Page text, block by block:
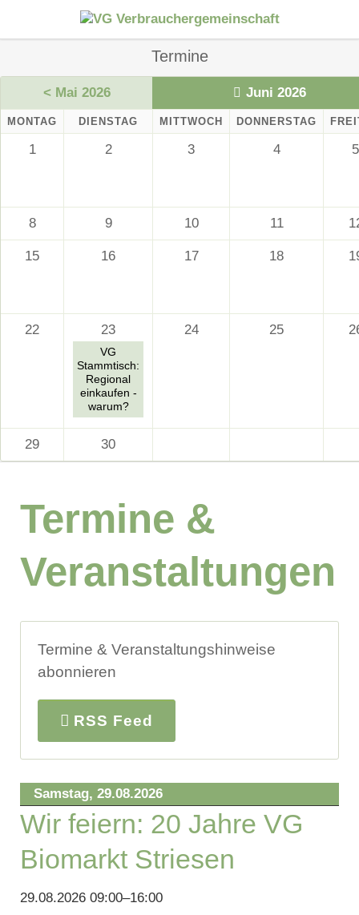
Termine
< Mai 2026 Juni 2026
MONTAG DIENSTAG MITTWOCH DONNERSTAG
1 2 3 4 5
8 9 10 11
15 16 17 18
22 23
VG
Stammtisch:
Regional
einkaufen -
warum?
24 25
29 30
Termine &
Veranstaltungen
Termine & Veranstaltungshinweise
abonnieren
RSS Feed
Samstag, 29.08.2026
Wir feiern: 20 Jahre VG
Biomarkt Striesen
29.08.2026 09:00–16:00